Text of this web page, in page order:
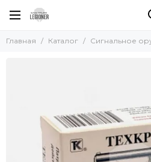
Сигнальное оружие (СХП)
Главная Каталог Сигнальное